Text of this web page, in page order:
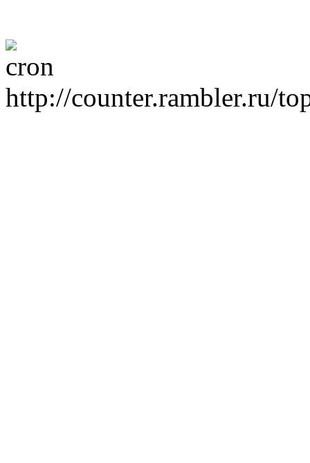
http://counter.rambler.ru/